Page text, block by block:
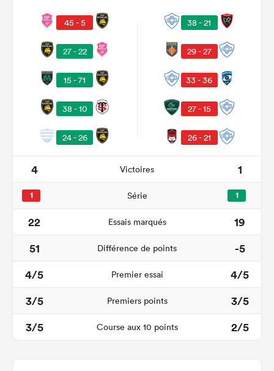
45 - 5
27 - 22
15 - 71
38 - 10
24 - 26
38 - 21
29 - 27
33 - 36
27 - 15
26 - 21
4 Victoires 1
1 Série 1
22 Essais marqués
19
51
Différence de points
-5
4/5
Premier essai
4/5
3/5
Premiers points
3/5
3/5
Course aux 10 points 2/5